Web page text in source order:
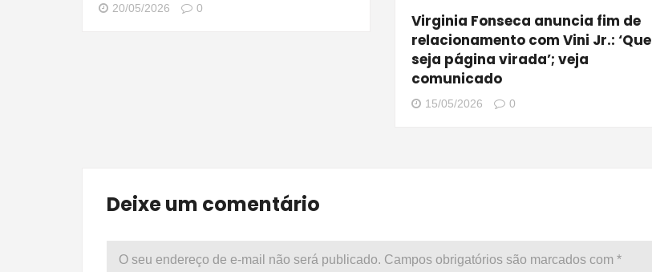
20/05/2026 0
Virginia Fonseca anuncia fim de
relacionamento com Vini Jr.: ‘Que
seja página virada’; veja
comunicado
15/05/2026 0
Deixe um comentário
O seu endereço de e-mail não será publicado. Campos obrigatórios são marcados com *